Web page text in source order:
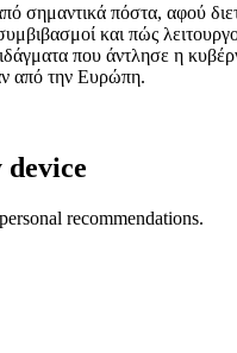
σημαντικά πόστα, αφού
συμβιβασμοί και πώς
που άντλησε η
από την Ευρώπη.
device
recommendations.